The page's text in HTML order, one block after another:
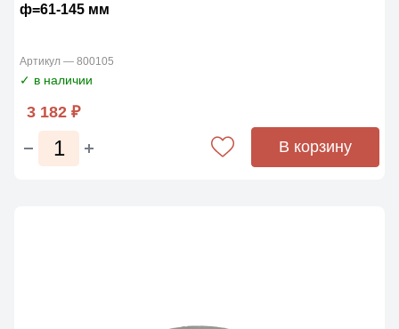
ф=61-145 мм
Артикул — 800105
✓ в наличии
3 182 ₽
В корзину